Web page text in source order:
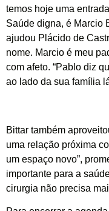
temos hoje uma
Saúde digna, é Marcio
ajudou Plácido de
nome. Marcio é meu
com afeto. “Pablo diz
ao lado da sua família
Bittar também
uma relação próxima
um espaço novo”,
importante para a
cirurgia não precisa